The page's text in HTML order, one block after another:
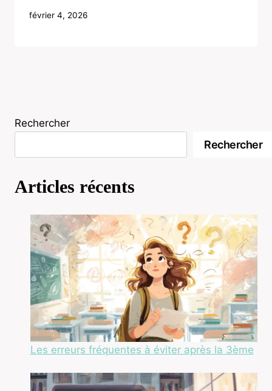
février 4, 2026
Rechercher
Rechercher
Articles récents
Les erreurs fréquentes à éviter après la 3ème